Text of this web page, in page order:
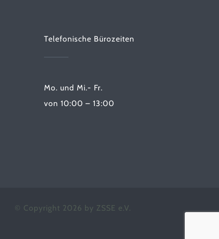
Telefonische Bürozeiten
Mo. und Mi.- Fr.
von 10:00 – 13:00
© Copyright 2026 by ZSSE e.V.